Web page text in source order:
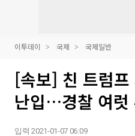
이투데이 국제 국제일반
[속보] 친 트럼
난입…경찰 여럿
입력 2021-01-07 06:09